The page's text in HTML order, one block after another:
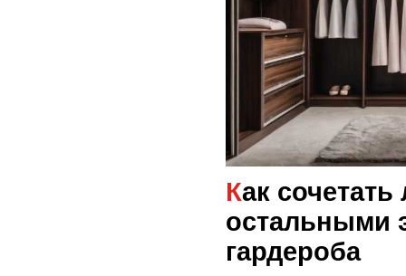
Как сочетать леггинсы с
остальными
гардероба